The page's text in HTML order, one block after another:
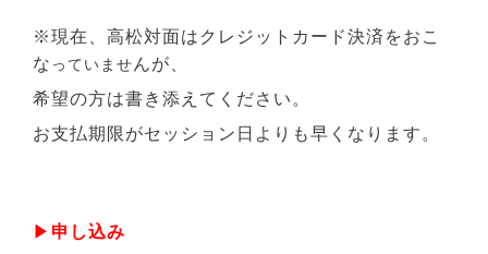
※現在、高松対面はクレジットカード決済をおこ
な っていませんが、
希望の方は書き添えてください。
お支払期限がセッション日よりも早くなります。
▶ 申し込み